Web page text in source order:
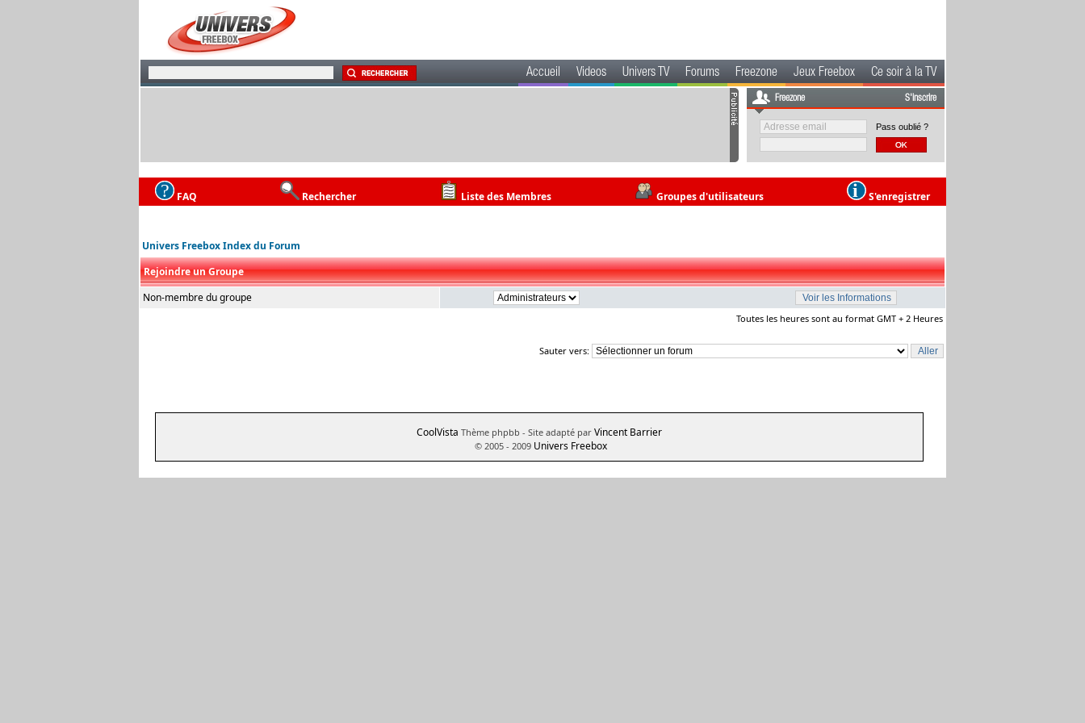
Accueil Videos Univers TV Forums Freezone Jeux Freebox Ce soir à la TV
Freezone S'inscrire
Pass oublié ?
FAQ Rechercher Liste des Membres Groupes d'utilisateurs S'enregistrer
Univers Freebox Index du Forum
Rejoindre un Groupe
Non-membre du groupe
Toutes les heures sont au format GMT + 2 Heures
Sauter vers:
CoolVista Thème phpbb - Site adapté par Vincent Barrier
© 2005 - 2009 Univers Freebox